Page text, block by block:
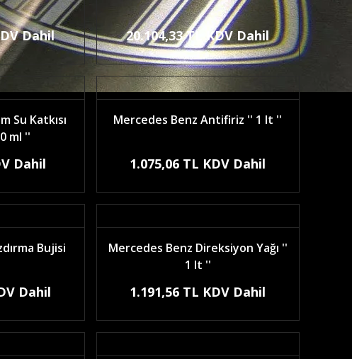
Dahil 20.104,33 TL KDV Dahil
Su Katkısı
ml ''
Dahil
Mercedes Benz Antifiriz '' 1 lt ''
1.075,06 TL KDV Dahil
Bujisi
Dahil
Mercedes Benz Direksiyon Yağı ''
1 lt ''
1.191,56 TL KDV Dahil